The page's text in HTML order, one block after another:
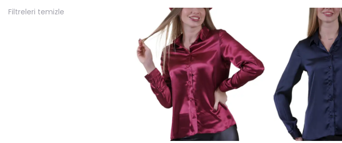
Filtreleri temizle